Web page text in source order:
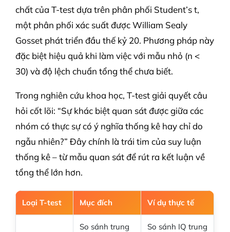
chất của T-test dựa trên phân phối Student’s t,
một phân phối xác suất được William Sealy
Gosset phát triển đầu thế kỷ 20. Phương pháp này
đặc biệt hiệu quả khi làm việc với mẫu nhỏ (n <
30) và độ lệch chuẩn tổng thể chưa biết.
Trong nghiên cứu khoa học, T-test giải quyết câu
hỏi cốt lõi: “Sự khác biệt quan sát được giữa các
nhóm có thực sự có ý nghĩa thống kê hay chỉ do
ngẫu nhiên?” Đây chính là trái tim của suy luận
thống kê – từ mẫu quan sát để rút ra kết luận về
tổng thể lớn hơn.
Loại T-test Mục đích Ví dụ thực tế
So sánh trung
So sánh IQ trung